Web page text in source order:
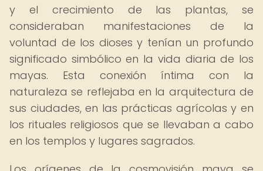
y el crecimiento de las plantas, se
consideraban manifestaciones de la
voluntad de los dioses y tenían un profundo
significado simbólico en la vida diaria de los
mayas. Esta conexión íntima con la
naturaleza se reflejaba en la arquitectura de
sus ciudades, en las prácticas agrícolas y en
los rituales religiosos que se llevaban a cabo
en los templos y lugares sagrados.